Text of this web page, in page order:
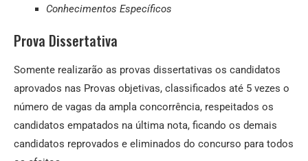
Conhecimentos Específicos
Prova Dissertativa
Somente realizarão as provas dissertativas os candidatos
aprovados nas Provas objetivas, classificados até 5 vezes o
número de vagas da ampla concorrência, respeitados os
candidatos empatados na última nota, ficando os demais
candidatos reprovados e eliminados do concurso para todos